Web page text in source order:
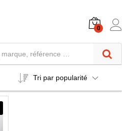
0
Tri par popularité